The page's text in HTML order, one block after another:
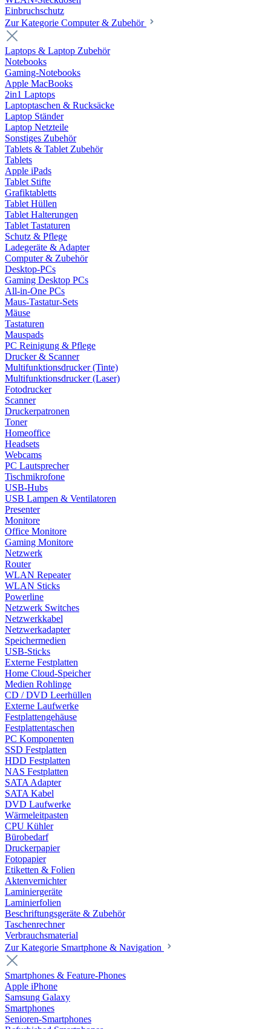
Einbruchschutz
Zur Kategorie Computer & Zubehör
Laptops & Laptop Zubehör
Notebooks
Gaming-Notebooks
Apple MacBooks
2in1 Laptops
Laptoptaschen & Rucksäcke
Laptop Ständer
Laptop Netzteile
Sonstiges Zubehör
Tablets & Tablet Zubehör
Tablets
Apple iPads
Tablet Stifte
Grafiktabletts
Tablet Hüllen
Tablet Halterungen
Tablet Tastaturen
Schutz & Pflege
Ladegeräte & Adapter
Computer & Zubehör
Desktop-PCs
Gaming Desktop PCs
All-in-One PCs
Maus-Tastatur-Sets
Mäuse
Tastaturen
Mauspads
PC Reinigung & Pflege
Drucker & Scanner
Multifunktionsdrucker (Tinte)
Multifunktionsdrucker (Laser)
Fotodrucker
Scanner
Druckerpatronen
Toner
Homeoffice
Headsets
Webcams
PC Lautsprecher
Tischmikrofone
USB-Hubs
USB Lampen & Ventilatoren
Presenter
Monitore
Office Monitore
Gaming Monitore
Netzwerk
Router
WLAN Repeater
WLAN Sticks
Powerline
Netzwerk Switches
Netzwerkkabel
Netzwerkadapter
Speichermedien
USB-Sticks
Externe Festplatten
Home Cloud-Speicher
Medien Rohlinge
CD / DVD Leerhüllen
Externe Laufwerke
Festplattengehäuse
Festplattentaschen
PC Komponenten
SSD Festplatten
HDD Festplatten
NAS Festplatten
SATA Adapter
SATA Kabel
DVD Laufwerke
Wärmeleitpasten
CPU Kühler
Bürobedarf
Druckerpapier
Fotopapier
Etiketten & Folien
Aktenvernichter
Laminiergeräte
Laminierfolien
Beschriftungsgeräte & Zubehör
Taschenrechner
Verbrauchsmaterial
Zur Kategorie Smartphone & Navigation
Smartphones & Feature-Phones
Apple iPhone
Samsung Galaxy
Smartphones
Senioren-Smartphones